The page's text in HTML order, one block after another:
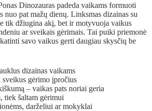
Dinozauras padeda vaikams formuoti
nuo pat mažų dienų. Linksmas dizainas su
tik džiugina akį, bet ir motyvuoja vaikus
ar sveikais gėrimais. Tai puiki priemonė
savo vaikus gerti daugiau skysčių be
dizainas vaikams
sveikus gėrimo įpročius
– vaikas pats noriai geria
tiek šaltam gėrimui
darželiui ar mokyklai